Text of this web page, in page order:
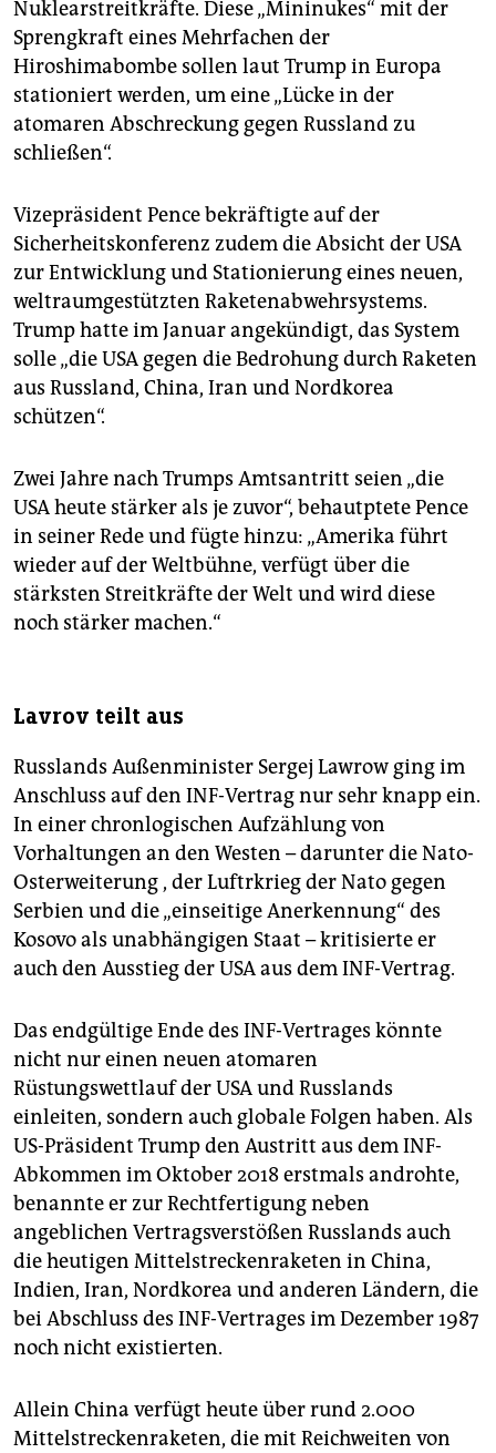
Nuklearstreitkräfte. Diese „Mininukes“ mit der
Sprengkraft eines Mehrfachen der
Hiroshimabombe sollen laut Trump in Europa
stationiert werden, um eine „Lücke in der
atomaren Abschreckung gegen Russland zu
schließen“.
Vizepräsident Pence bekräftigte auf der
Sicherheitskonferenz zudem die Absicht der USA
zur Entwicklung und Stationierung eines neuen,
weltraumgestützten Raketenabwehrsystems.
Trump hatte im Januar angekündigt, das System
solle „die USA gegen die Bedrohung durch Raketen
aus Russland, China, Iran und Nordkorea
schützen“.
Zwei Jahre nach Trumps Amtsantritt seien „die
USA heute stärker als je zuvor“, behautptete Pence
in seiner Rede und fügte hinzu: „Amerika führt
wieder auf der Weltbühne, verfügt über die
stärksten Streitkräfte der Welt und wird diese
noch stärker machen.“
Lavrov teilt aus
Russlands Außenminister Sergej Lawrow ging im
Anschluss auf den INF-Vertrag nur sehr knapp ein.
In einer chronlogischen Aufzählung von
Vorhaltungen an den Westen – darunter die Nato-
Osterweiterung , der Luftrkrieg der Nato gegen
Serbien und die „einseitige Anerkennung“ des
Kosovo als unabhängigen Staat – kritisierte er
auch den Ausstieg der USA aus dem INF-Vertrag.
Das endgültige Ende des INF-Vertrages könnte
nicht nur einen neuen atomaren
Rüstungswettlauf der USA und Russlands
einleiten, sondern auch globale Folgen haben. Als
US-Präsident Trump den Austritt aus dem INF-
Abkommen im Oktober 2018 erstmals androhte,
benannte er zur Rechtfertigung neben
angeblichen Vertragsverstößen Russlands auch
die heutigen Mittelstreckenraketen in China,
Indien, Iran, Nordkorea und anderen Ländern, die
bei Abschluss des INF-Vertrages im Dezember 1987
noch nicht existierten.
Allein China verfügt heute über rund 2.000
Mittelstreckenraketen, die mit Reichweiten von